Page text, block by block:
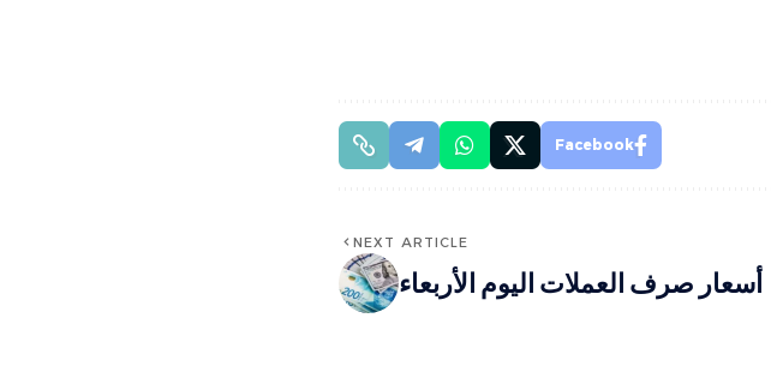
Facebook
NEXT ARTICLE
أسعار صرف العملات اليوم الأربعاء